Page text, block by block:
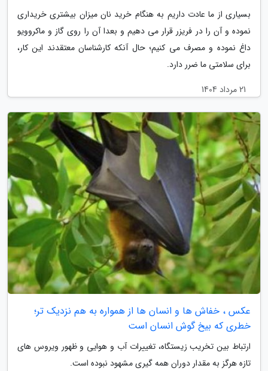
بسیاری از ما عادت داریم به هنگام خرید نان میزان بیشتری خریداری
نموده و آن را در فریزر قرار می دهیم و بعدا آن را روی گاز و ماکروویو
داغ نموده و مصرف می کنیم؛ حال آنکه کارشناسان معتقدند این کار،
برای سلامتی ما ضرر دارد.
21 مرداد 1404
عکس ، خفاش ها و انسان ها از همواره به هم نزدیک تر؛
خطری که بیخ گوش انسان است
ارتباط بین تخریب زیستگاه، تغییرات آب و هوایی و ظهور ویروس های
تازه هرگز به مقدار دوران همه گیری مشهود نبوده است.